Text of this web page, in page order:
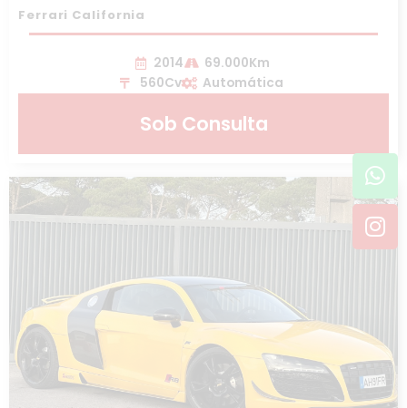
Ferrari California
2014
69.000Km
560Cv
Automática
Sob Consulta